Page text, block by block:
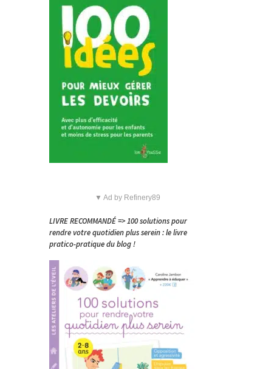
▼ Ad by Refinery89
LIVRE RECOMMANDÉ => 100 solutions pour
rendre votre quotidien plus serein : le livre
pratico-pratique du blog !